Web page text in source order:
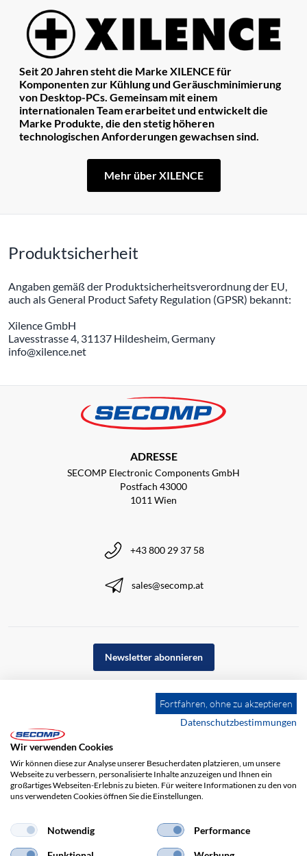
Seit 20 Jahren steht die Marke XILENCE für
Komponenten zur Kühlung und Geräuschminimierung
von Desktop-PCs. Gemeinsam mit einem
internationalen Team erarbeitet und entwickelt die
Marke Produkte, die den stetig höheren
technologischen Anforderungen gewachsen sind.
Mehr über XILENCE
Produktsicherheit
Angaben gemäß der Produktsicherheitsverordnung der EU,
auch als General Product Safety Regulation (GPSR) bekannt:
Xilence GmbH
Lavesstrasse 4, 31137 Hildesheim, Germany
info@xilence.net
ADRESSE
SECOMP Electronic Components GmbH
Postfach 43000
1011 Wien
+43 800 29 37 58
sales@secomp.at
Newsletter abonnieren
Impressum AGB Haftungsausschluss Datenschutz
Fortfahren, ohne zu akzeptieren
Datenschutzbestimmungen
Wir verwenden Cookies
Wir können diese zur Analyse unserer Besucherdaten platzieren, um unsere
Webseite zu verbessern, personalisierte Inhalte anzuzeigen und Ihnen ein
großartiges Webseiten-Erlebnis zu bieten. Für weitere Informationen zu den von
uns verwendeten Cookies öffnen Sie die Einstellungen.
Notwendig Performance